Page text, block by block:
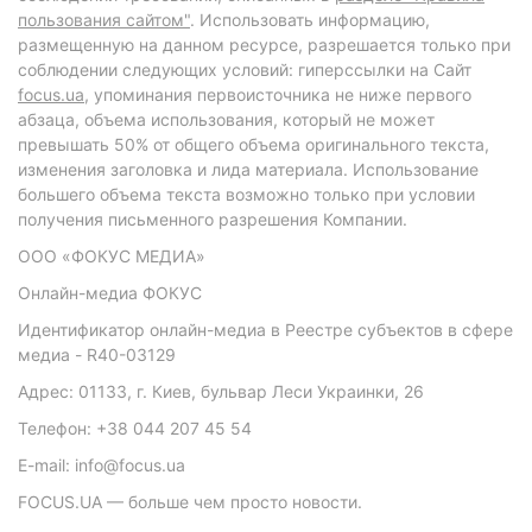
пользования сайтом". Использовать информацию,
размещенную на данном ресурсе, разрешается только при
соблюдении следующих условий: гиперссылки на Сайт
focus.ua, упоминания первоисточника не ниже первого
абзаца, объема использования, который не может
превышать 50% от общего объема оригинального текста,
изменения заголовка и лида материала. Использование
большего объема текста возможно только при условии
получения письменного разрешения Компании.
ООО «ФОКУС МЕДИА»
Онлайн-медиа ФОКУС
Идентификатор онлайн-медиа в Реестре субъектов в сфере
медиа - R40-03129
Адрес: 01133, г. Киев, бульвар Леси Украинки, 26
Телефон: +38 044 207 45 54
E-mail: info@focus.ua
FOCUS.UA — больше чем просто новости.